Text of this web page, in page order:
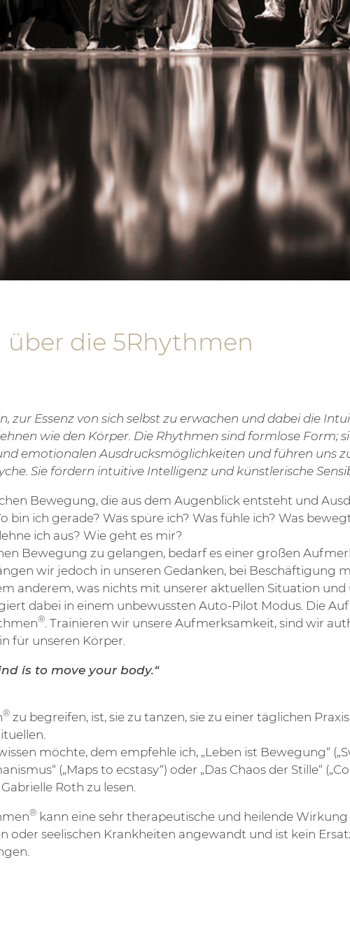
über die 5Rhythmen
zur Essenz von sich selbst zu erwachen und dabei die
wie den Körper. Die Rhythmen sind formlose Form;
emotionalen Ausdrucksmöglichkeiten und führen uns
Sie fördern intuitive Intelligenz und künstlerische
Bewegung, die aus dem Augenblick entsteht und
bin ich gerade? Was spüre ich? Was fühle ich? Was
ich aus? Wie geht es mir?
Bewegung zu gelangen, bedarf es einer großen
wir jedoch in unseren Gedanken, bei Beschäftigung
anderem, was nichts mit unserer aktuellen Situation und
dabei in einem unbewussten Auto-Pilot Modus. Die
®. Trainieren wir unsere Aufmerksamkeit, sind wir
für unseren Körper.
is to move your body.“
®zu begreifen, ist, sie zu tanzen, sie zu einer täglichen
möchte, dem empfehle ich, „Leben ist Bewegung“
(„Maps to ecstasy“) oder „Das Chaos der Stille“
Roth zu lesen.
®kann eine sehr therapeutische und heilende Wirkung
oder seelischen Krankheiten angewandt und ist kein